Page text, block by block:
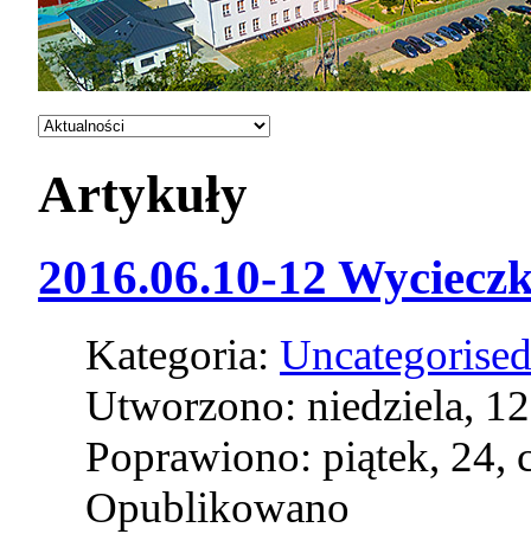
Artykuły
2016.06.10-12
Kategoria:
Utworzono: niedziela,
Poprawiono: piątek, 24,
Opublikowano